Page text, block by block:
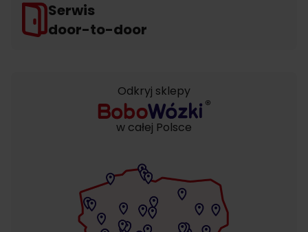
Serwis
door-to-door
Odkryj sklepy
w całej Polsce